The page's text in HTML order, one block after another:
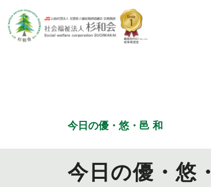
特別養護老人ホーム
今日の優・悠・邑 和
今日の優・悠・